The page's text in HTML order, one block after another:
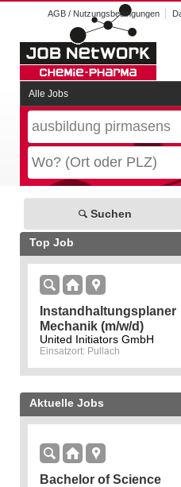
AGB / Nutzungsbedingungen
Alle Jobs
Suchen
Top Job
Instandhaltungsplaner
Mechanik (m/w/d)
United Initiators GmbH
Einsatzort: Pullach
Aktuelle Jobs
Bachelor of Science